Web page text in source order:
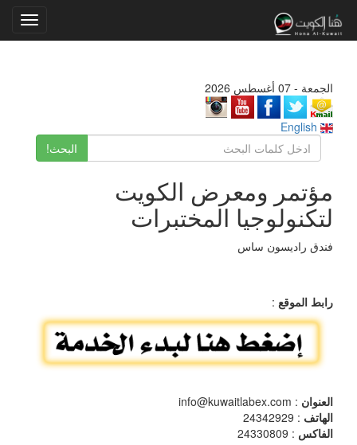
الجمعة - 07 أغسطس 2026
البحث!
مؤتمر ومعرض الكويت
لتكنولوجيا المختبرات
فندق راديسون ساس
رابط الموقع :
العنوان : info@kuwaitlabex.com
الهاتف : 24342929
الفاكس : 24330809